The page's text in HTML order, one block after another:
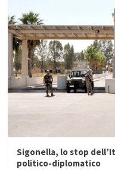
Sigonella, lo stop
politico-diplomatico